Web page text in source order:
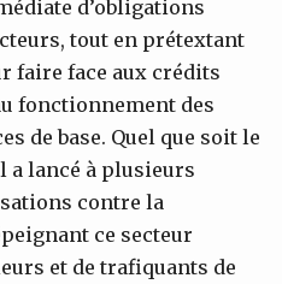
d’obligations
tout en prétextant
faire face aux crédits
fonctionnement des
de base. Quel que soit le
a lancé à plusieurs
contre la
ce secteur
et de trafiquants de